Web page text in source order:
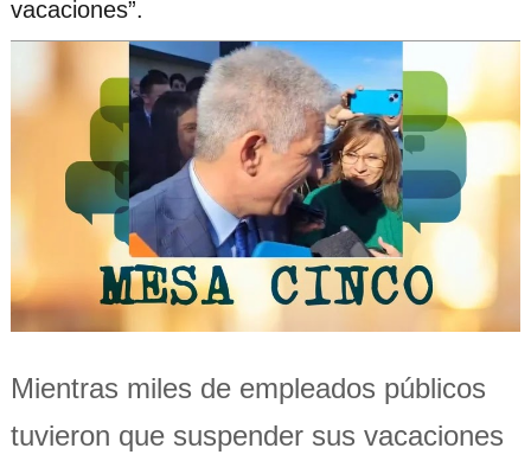
vacaciones”.
Mientras miles de empleados públicos
tuvieron que suspender sus vacaciones